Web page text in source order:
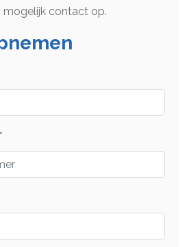
contact op.
*